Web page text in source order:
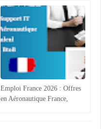
Emploi France 2026 : Offres
en Aéronautique France,